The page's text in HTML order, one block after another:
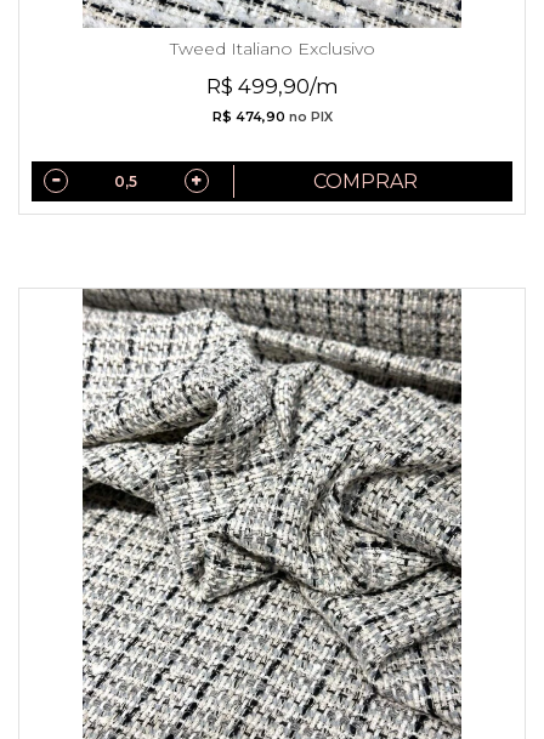
Tweed Italiano Exclusivo
R$ 499,90/m
R$ 474,90 no PIX
COMPRAR